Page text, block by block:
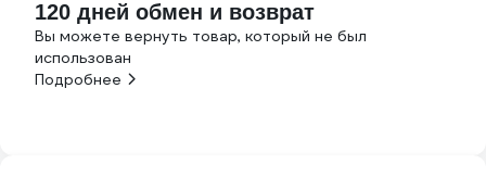
120 дней обмен и возврат
Вы можете вернуть товар, который не был
использован
Подробнее